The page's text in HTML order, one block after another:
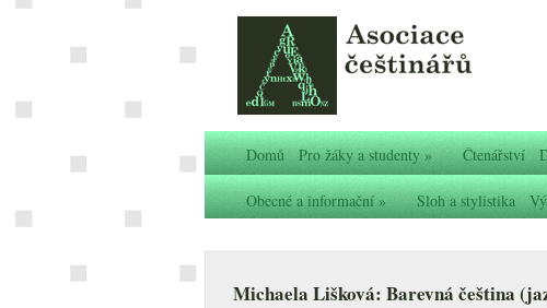
Domů Pro žáky a studenty» Čtenářství
Obecné a informační» Sloh a stylistika
Michaela Lišková: Barevná čeština